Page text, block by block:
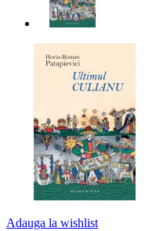
Adauga la wishlist